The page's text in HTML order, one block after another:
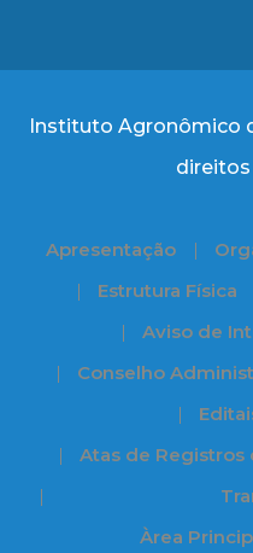
Instituto Agronômico
Apresentação
Estrutura Física
Aviso de
Conselho
Atas de Registros
Àrea